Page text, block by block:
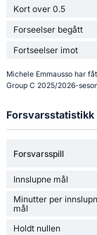
Kort over 0.5
Forseelser begått
Fortseelser imot
Michele Emmausso har
Group C 2025/2026-
Forsvarsstatistikk
Forsvarsspill
Innslupne mål
Minutter per
mål
Holdt nullen